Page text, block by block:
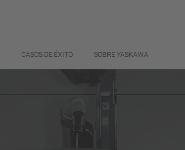
CASOS DE ÉXITO SOBRE YASKAWA